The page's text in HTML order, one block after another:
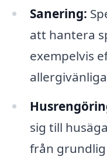
Sanering:
att hantera
exempelvis
sig till
från